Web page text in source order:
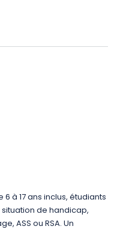
à 17 ans inclus, étudiants
situation de handicap,
ASS ou RSA. Un